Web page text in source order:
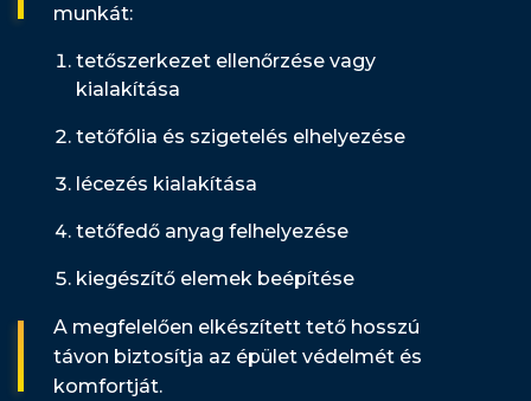
munkát:
tetőszerkezet ellenőrzése vagy
kialakítása
tetőfólia és szigetelés elhelyezése
lécezés kialakítása
tetőfedő anyag felhelyezése
kiegészítő elemek beépítése
A megfelelően elkészített tető hosszú
távon biztosítja az épület védelmét és
komfortját.